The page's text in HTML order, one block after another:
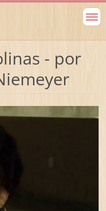
- por